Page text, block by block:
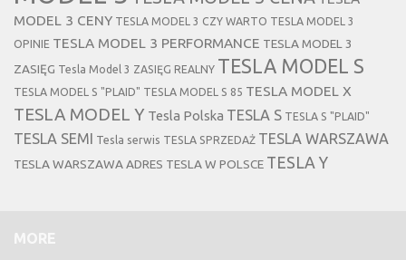
MODEL 3 CENY TESLA MODEL 3 CZY WARTO TESLA MODEL 3
OPINIE TESLA MODEL 3 PERFORMANCE TESLA MODEL 3
ZASIĘG Tesla Model 3 ZASIĘG REALNY TESLA MODEL S
TESLA MODEL S "PLAID" TESLA MODEL S 85 TESLA MODEL X
TESLA MODEL Y Tesla Polska TESLA S TESLA S "PLAID"
TESLA SEMI Tesla serwis TESLA SPRZEDAŻ TESLA WARSZAWA
TESLA WARSZAWA ADRES TESLA W POLSCE TESLA Y
MORE